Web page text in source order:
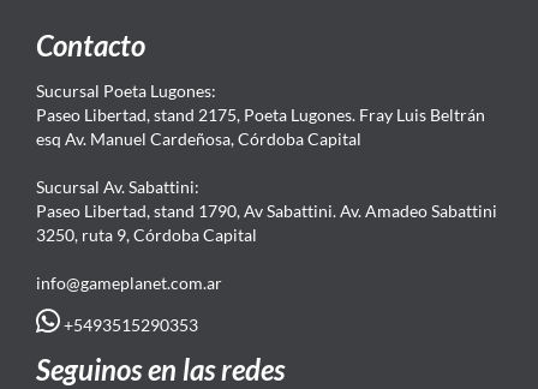
Contacto
Sucursal Poeta Lugones:
Paseo Libertad, stand 2175, Poeta Lugones. Fray Luis Beltrán
esq Av. Manuel Cardeñosa, Córdoba Capital
Sucursal Av. Sabattini:
Paseo Libertad, stand 1790, Av Sabattini. Av. Amadeo Sabattini
3250, ruta 9, Córdoba Capital
info@gameplanet.com.ar
+5493515290353
Seguinos en las redes